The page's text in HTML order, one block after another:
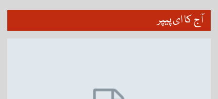
آج کا ای پیپر